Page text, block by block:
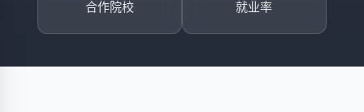
合作院校 就业率